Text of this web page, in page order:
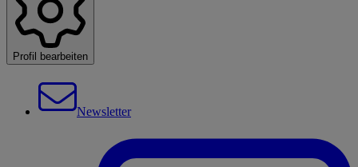
Profil bearbeiten
Newsletter